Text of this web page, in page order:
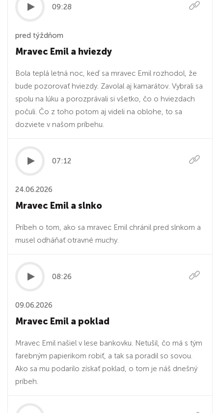
09:28
pred týždňom
Mravec Emil a hviezdy
Bola teplá letná noc, keď sa mravec Emil rozhodol, že
bude pozorovať hviezdy. Zavolal aj kamarátov. Vybrali sa
spolu na lúku a porozprávali si všetko, čo o hviezdach
počuli. Čo z toho potom aj videli na oblohe, to sa
dozviete v našom príbehu.
07:12
24.06.2026
Mravec Emil a slnko
Príbeh o tom, ako sa mravec Emil chránil pred slnkom a
musel odháňať otravné muchy.
08:26
09.06.2026
Mravec Emil a poklad
Mravec Emil našiel v lese bankovku. Netušil, čo má s tým
farebným papierikom robiť, a tak sa poradil so sovou.
Ako sa mu podarilo získať poklad, o tom je náš dnešný
príbeh.